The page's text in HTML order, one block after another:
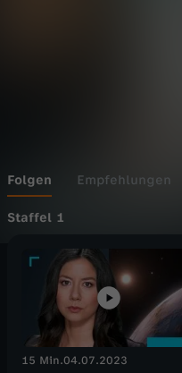
Folgen Empfehlungen
Staffel 1
15 Min.04.07.2023